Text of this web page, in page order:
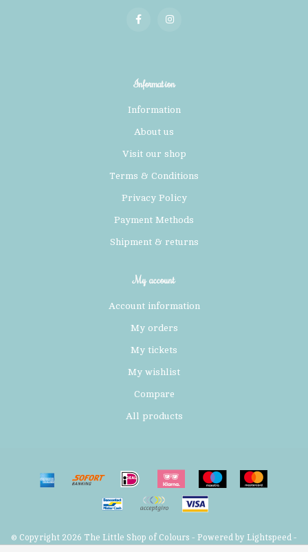
Information
Information
About us
Visit our shop
Terms & Conditions
Privacy Policy
Payment Methods
Shipment & returns
My account
Account information
My orders
My tickets
My wishlist
Compare
All products
© Copyright 2026 The Little Shop of Colours - Powered by Lightspeed -